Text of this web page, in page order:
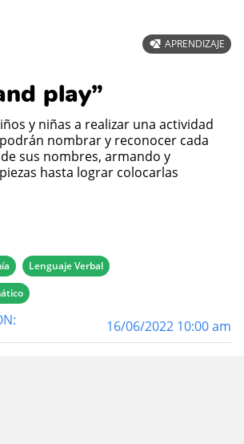
APRENDIZAJE
play”
nombrar y reconocer cada
sus nombres, armando y
hasta lograr colocarlas
Lenguaje Verbal
16/06/2022 10:00 am